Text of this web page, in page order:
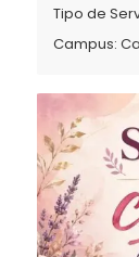
Tipo de
Campus: